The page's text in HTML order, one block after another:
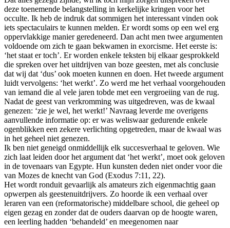
deze toenemende belangstelling in kerkelijke kringen voor het
occulte. Ik heb de indruk dat sommigen het interessant vinden ook
iets spectaculairs te kunnen melden. Er wordt soms op een wel erg
oppervlakkige manier geredeneerd. Dan acht men twee argumenten
voldoende om zich te gaan bekwamen in exorcisme. Het eerste is:
‘het staat er toch’. Er worden enkele teksten bij elkaar gesprokkeld
die spreken over het uitdrijven van boze geesten, met als conclusie
dat wij dat ‘dus’ ook moeten kunnen en doen. Het tweede argument
luidt vervolgens: ‘het werkt’. Zo werd me het verhaal voorgehouden
van iemand die al vele jaren tobde met een vergroeiing van de rug.
Nadat de geest van verkromming was uitgedreven, was de kwaal
genezen: ‘zie je wel, het werkt!’ Navraag leverde me overigens
aanvullende informatie op: er was weliswaar gedurende enkele
ogenblikken een zekere verlichting opgetreden, maar de kwaal was
in het geheel niet genezen.
Ik ben niet geneigd onmiddellijk elk succesverhaal te geloven. Wie
zich laat leiden door het argument dat ‘het werkt’, moet ook geloven
in de tovenaars van Egypte. Hun kunsten deden niet onder voor die
van Mozes de knecht van God (Exodus 7:11, 22).
Het wordt ronduit gevaarlijk als amateurs zich eigenmachtig gaan
opwerpen als geestenuitdrijvers. Zo hoorde ik een verhaal over
leraren van een (reformatorische) middelbare school, die geheel op
eigen gezag en zonder dat de ouders daarvan op de hoogte waren,
een leerling hadden ‘behandeld’ en meegenomen naar